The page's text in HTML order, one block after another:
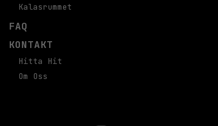
Kalasrummet
FAQ
KONTAKT
Hitta Hit
Om Oss